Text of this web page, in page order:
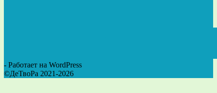
- Работает на WordPress
©ДеТвоРа 2021-2026